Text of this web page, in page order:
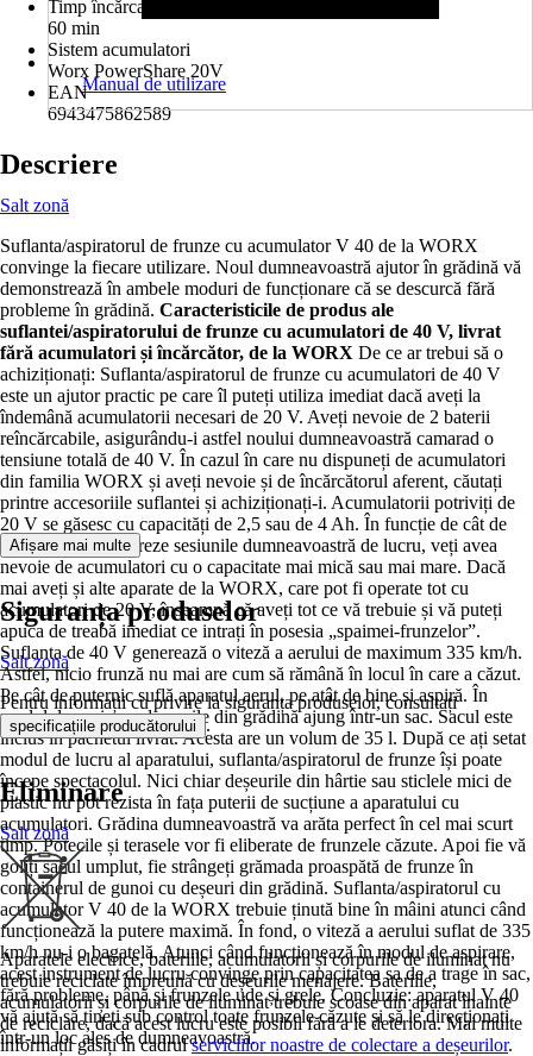
Timp încărcare
60 min
Sistem acumulatori
Worx PowerShare 20V
EAN
6943475862589
Manual de utilizare
Descriere
Salt zonă
Suflanta/aspiratorul de frunze cu acumulator V 40 de la WORX
convinge la fiecare utilizare. Noul dumneavoastră ajutor în grădină vă
demonstrează în ambele moduri de funcționare că se descurcă fără
probleme în grădină. Caracteristicile de produs ale
suflantei/aspiratorului de frunze cu acumulatori de 40 V, livrat
fără acumulatori și încărcător, de la WORX De ce ar trebui să o
achiziționați: Suflanta/aspiratorul de frunze cu acumulatori de 40 V
este un ajutor practic pe care îl puteți utiliza imediat dacă aveți la
îndemână acumulatorii necesari de 20 V. Aveți nevoie de 2 baterii
reîncărcabile, asigurându-i astfel noului dumneavoastră camarad o
tensiune totală de 40 V. În cazul în care nu dispuneți de acumulatori
din familia WORX și aveți nevoie și de încărcătorul aferent, căutați
printre accesoriile suflantei și achiziționați-i. Acumulatorii potriviți de
20 V se găsesc cu capacități de 2,5 sau de 4 Ah. În funcție de cât de
mult plănuiți să dureze sesiunile dumneavoastră de lucru, veți avea
nevoie de acumulatori cu o capacitate mai mică sau mai mare. Dacă
mai aveți și alte aparate de la WORX, care pot fi operate tot cu
acumulatori de 20 V, înseamnă că aveți tot ce vă trebuie și vă puteți
apuca de treabă imediat ce intrați în posesia „spaimei-frunzelor”.
Suflanta de 40 V generează o viteză a aerului de maximum 335 km/h.
Astfel, nicio frunză nu mai are cum să rămână în locul în care a căzut.
Pe cât de puternic suflă aparatul aerul, pe atât de bine și aspiră. În
modul de aspirare, deșeurile din grădină ajung într-un sac. Sacul este
inclus în pachetul livrat. Acesta are un volum de 35 l. După ce ați setat
modul de lucru al aparatului, suflanta/aspiratorul de frunze își poate
începe spectacolul. Nici chiar deșeurile din hârtie sau sticlele mici de
plastic nu pot rezista în fața puterii de sucțiune a aparatului cu
acumulatori. Grădina dumneavoastră va arăta perfect în cel mai scurt
timp. Potecile și terasele vor fi eliberate de frunzele căzute. Apoi fie vă
goliți sacul umplut, fie strângeți grămada proaspătă de frunze în
containerul de gunoi cu deșeuri din grădină. Suflanta/aspiratorul cu
acumulator V 40 de la WORX trebuie ținută bine în mâini atunci când
funcționează la putere maximă. În fond, o viteză a aerului suflat de 335
km/h nu-i o bagatelă. Atunci când funcționează în modul de aspirare,
acest instrument de lucru convinge prin capacitatea sa de a trage în sac,
fără probleme, până și frunzele ude și grele. Concluzie: aparatul V 40
vă ajută să țineți sub control toate frunzele căzute și să le direcționați
într-un loc ales de dumneavoastră.
Afișare mai multe
Siguranța produselor
Salt zonă
Pentru informații cu privire la siguranța produselor, consultați
specificațiile producătorului .
Eliminare
Salt zonă
Aparatele electrice, bateriile, acumulatorii și corpurile de iluminat nu
trebuie reciclate împreună cu deșeurile menajere. Bateriile,
acumulatorii și corpurile de iluminat trebuie scoase din aparat înainte
de reciclare, dacă acest lucru este posibil fără a le deteriora. Mai multe
informații găsiți în cadrulserviciilor noastre de colectare a deșeurilor.